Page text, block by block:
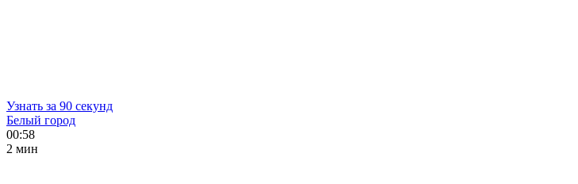
Узнать за 90 секунд
Белый город
00:58
2 мин